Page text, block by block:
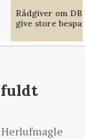
Rådgiver om
give store